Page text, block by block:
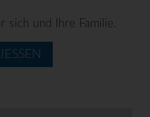
und Ihre Familie.